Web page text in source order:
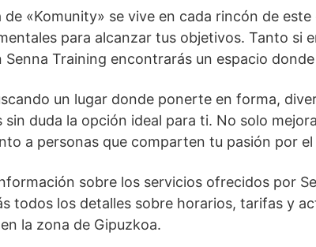
de «Komunity» se vive en cada rincón de
para alcanzar tus objetivos. Tanto si
Senna Training encontrarás un espacio
un lugar donde ponerte en forma,
sin duda la opción ideal para ti. No solo
a personas que comparten tu pasión por
sobre los servicios ofrecidos por
todos los detalles sobre horarios, tarifas y
la zona de Gipuzkoa.